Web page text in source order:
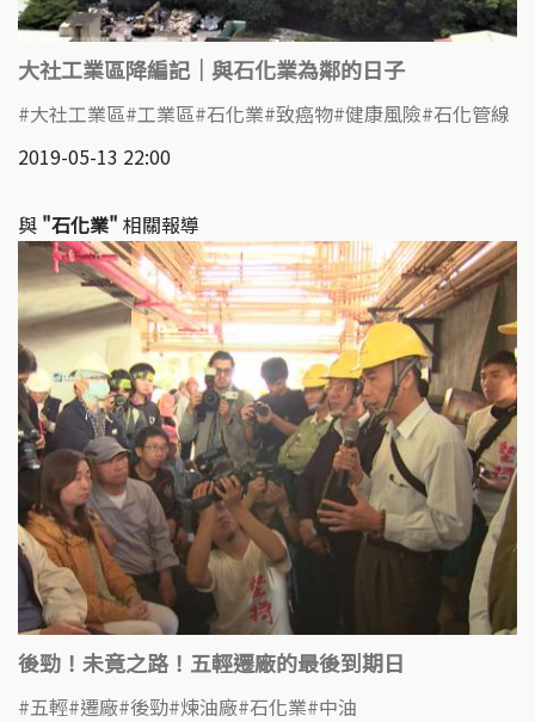
大社工業區降編記｜與石化業為鄰的日子
大社工業區 工業區 石化業 致癌物 健康風險 石化管線
2019-05-13 22:00
與 "石化業" 相關報導
後勁！未竟之路！五輕遷廠的最後到期日
五輕 遷廠 後勁 煉油廠 石化業 中油